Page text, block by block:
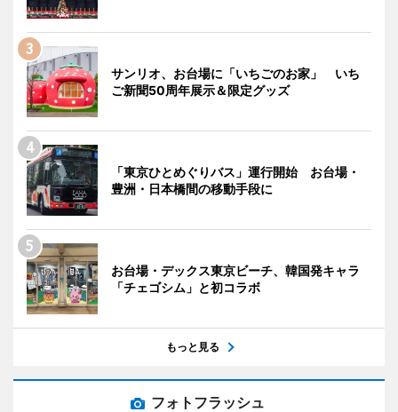
サンリオ、お台場に「いちごのお家」 いち
ご新聞50周年展示＆限定グッズ
「東京ひとめぐりバス」運行開始 お台場・
豊洲・日本橋間の移動手段に
お台場・デックス東京ビーチ、韓国発キャラ
「チェゴシム」と初コラボ
もっと見る
フォトフラッシュ